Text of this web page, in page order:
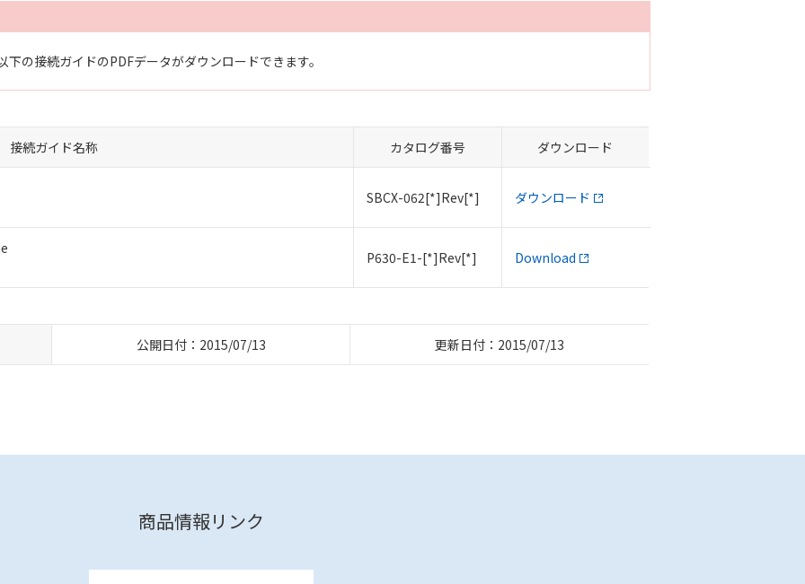
下の接続ガイドのPDFデータがダウンロードできます。
接続ガイド名称 カタログ番号 ダウンロード
SBCX-062[*]Rev[*] ダウンロード
P630-E1-[*]Rev[*] Download
公開日付：2015/07/13 更新日付：2015/07/13
商品情報リンク